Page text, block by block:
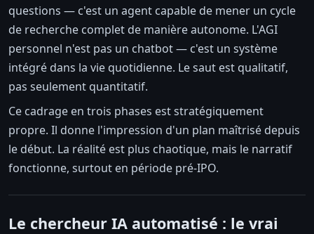
questions — c'est un agent capable de mener un cycle
de recherche complet de manière autonome. L'AGI
personnel n'est pas un chatbot — c'est un système
intégré dans la vie quotidienne. Le saut est qualitatif,
pas seulement quantitatif.
Ce cadrage en trois phases est stratégiquement
propre. Il donne l'impression d'un plan maîtrisé depuis
le début. La réalité est plus chaotique, mais le narratif
fonctionne, surtout en période pré-IPO.
Le chercheur IA automatisé : le vrai